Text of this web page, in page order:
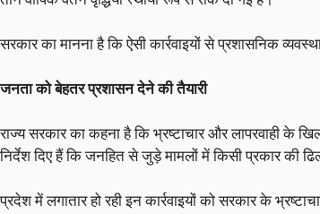
सरकार का मानना है कि ऐसी कार्रवाइयों से प्रशासनिक
जनता को बेहतर प्रशासन देने की तैयारी
राज्य सरकार का कहना है कि भ्रष्टाचार और लापरवाही के
निर्देश दिए हैं कि जनहित से जुड़े मामलों में किसी प्रकार की
प्रदेश में लगातार हो रही इन कार्रवाइयों को सरकार के